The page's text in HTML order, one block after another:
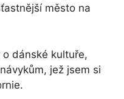
město na
dánské kultuře,
jež jsem si